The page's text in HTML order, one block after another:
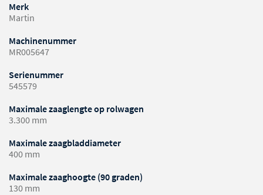
Merk
Martin
Machinenummer
MR005647
Serienummer
545579
Maximale zaaglengte op rolwagen
3.300 mm
Maximale zaagbladdiameter
400 mm
Maximale zaaghoogte (90 graden)
130 mm